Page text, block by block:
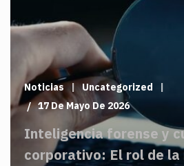
Noticias
Uncategorized
17 De Mayo De 2026
Inteligencia forense y
corporativo: El rol de la